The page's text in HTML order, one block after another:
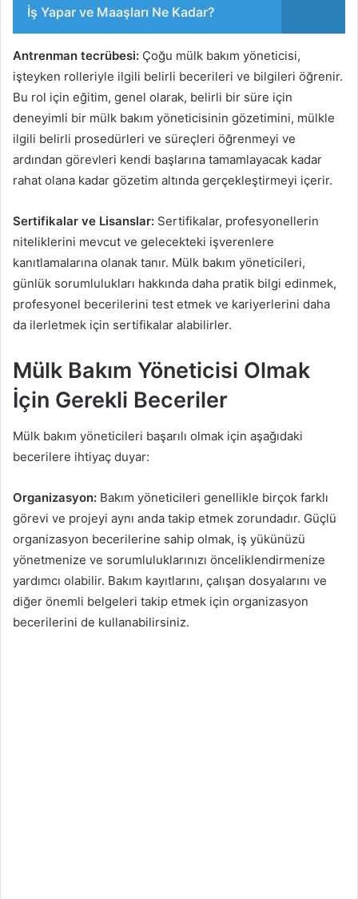
İş Yapar ve Maaşları Ne Kadar?
Antrenman tecrübesi: Çoğu mülk bakım yöneticisi,
işteyken rolleriyle ilgili belirli becerileri ve bilgileri öğrenir.
Bu rol için eğitim, genel olarak, belirli bir süre için
deneyimli bir mülk bakım yöneticisinin gözetimini, mülkle
ilgili belirli prosedürleri ve süreçleri öğrenmeyi ve
ardından görevleri kendi başlarına tamamlayacak kadar
rahat olana kadar gözetim altında gerçekleştirmeyi içerir.
Sertifikalar ve Lisanslar: Sertifikalar, profesyonellerin
niteliklerini mevcut ve gelecekteki işverenlere
kanıtlamalarına olanak tanır. Mülk bakım yöneticileri,
günlük sorumlulukları hakkında daha pratik bilgi edinmek,
profesyonel becerilerini test etmek ve kariyerlerini daha
da ilerletmek için sertifikalar alabilirler.
Mülk Bakım Yöneticisi Olmak
İçin Gerekli Beceriler
Mülk bakım yöneticileri başarılı olmak için aşağıdaki
becerilere ihtiyaç duyar:
Organizasyon: Bakım yöneticileri genellikle birçok farklı
görevi ve projeyi aynı anda takip etmek zorundadır. Güçlü
organizasyon becerilerine sahip olmak, iş yükünüzü
yönetmenize ve sorumluluklarınızı önceliklendirmenize
yardımcı olabilir. Bakım kayıtlarını, çalışan dosyalarını ve
diğer önemli belgeleri takip etmek için organizasyon
becerilerini de kullanabilirsiniz.